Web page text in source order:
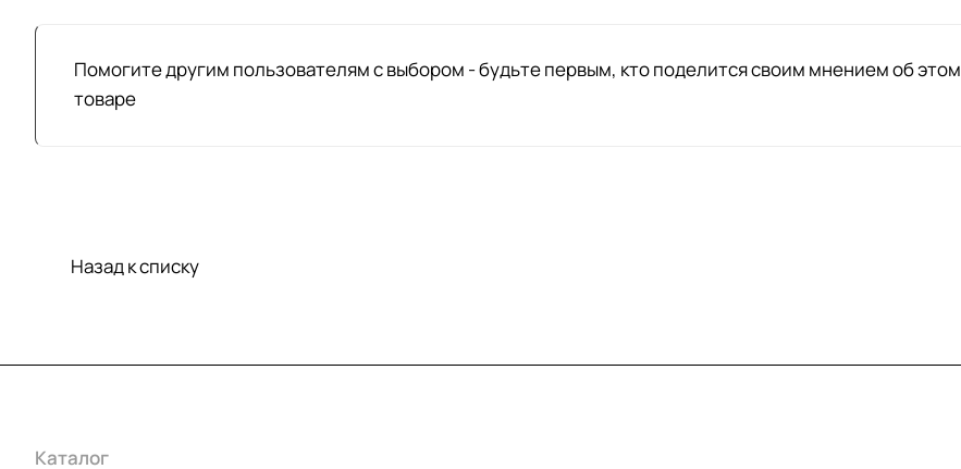
Помогите другим пользователям с выбором - будьте первым, кто поделится своим мнением об этом
товаре
Назад к списку
Каталог